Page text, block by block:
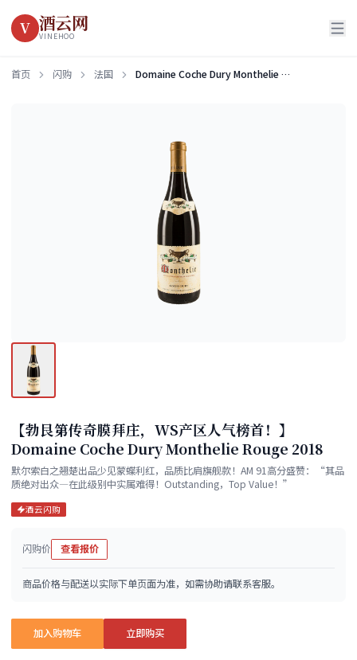
V 酒云网
VINEHOO
首页 闪购 法国 Domaine Coche Dury Monthelie Rouge 2018
【勃艮第传奇膜拜庄，WS产区人气榜首！】
Domaine Coche Dury Monthelie Rouge 2018
默尔索白之翘楚出品少见蒙蝶利红，品质比肩旗舰款！AM 91高分盛赞：“其品
质绝对出众—在此级别中实属难得！Outstanding，Top Value！”
酒云闪购
闪购价 查看报价
商品价格与配送以实际下单页面为准，如需协助请联系客服。
加入购物车 立即购买